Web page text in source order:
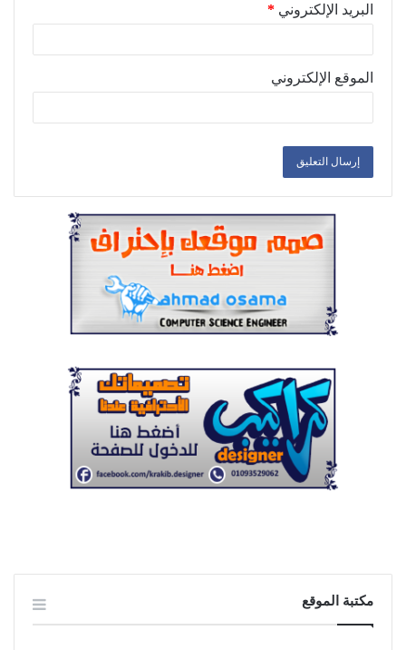
البريد الإلكتروني *
الموقع الإلكتروني
مكتبة الموقع